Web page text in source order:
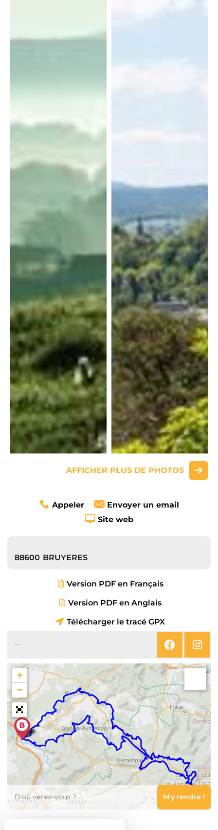
AFFICHER PLUS DE PHOTOS
Appeler
Envoyer un email
Site web
88600 BRUYERES
Version PDF en Français
Version PDF en Anglais
Télécharger le tracé GPX
+
−